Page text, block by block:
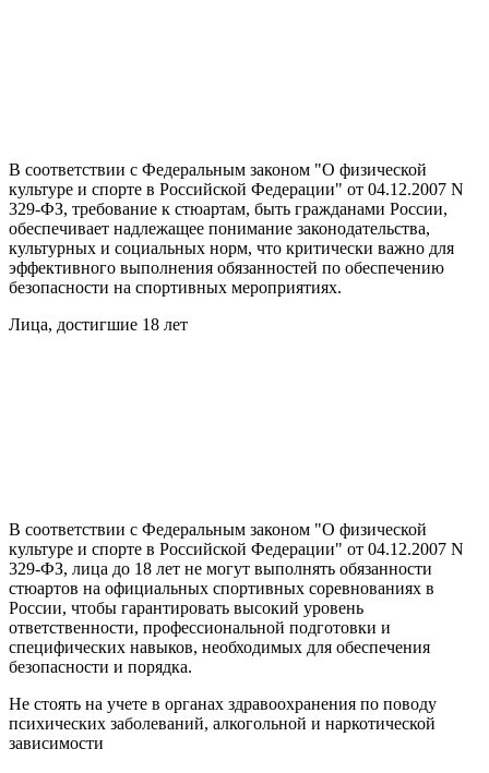
В соответствии с Федеральным законом "О физической
культуре и спорте в Российской Федерации" от 04.12.2007 N
329-ФЗ, требование к стюартам, быть гражданами России,
обеспечивает надлежащее понимание законодательства,
культурных и социальных норм, что критически важно для
эффективного выполнения обязанностей по обеспечению
безопасности на спортивных мероприятиях.
Лица, достигшие 18 лет
В соответствии с Федеральным законом "О физической
культуре и спорте в Российской Федерации" от 04.12.2007 N
329-ФЗ, лица до 18 лет не могут выполнять обязанности
стюартов на официальных спортивных соревнованиях в
России, чтобы гарантировать высокий уровень
ответственности, профессиональной подготовки и
специфических навыков, необходимых для обеспечения
безопасности и порядка.
Не стоять на учете в органах здравоохранения по поводу
психических заболеваний, алкогольной и наркотической
зависимости